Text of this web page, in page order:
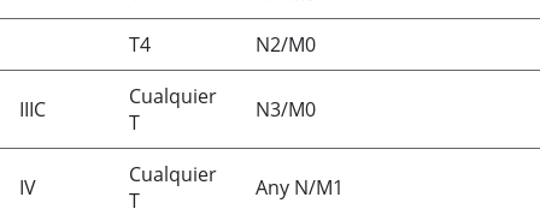
T4
N2/M0
IIIC
Cualquier
T
N3/M0
IV
Cualquier
T
Any N/M1